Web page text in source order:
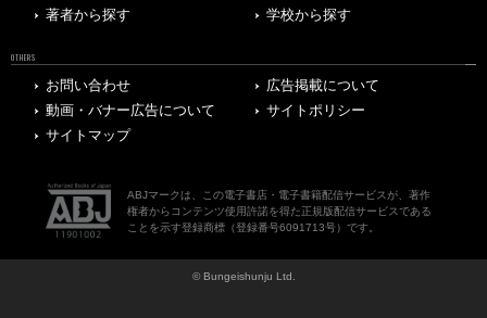
著者から探す
学校から探す
OTHERS
お問い合わせ
広告掲載について
動画・バナー広告について
サイトポリシー
サイトマップ
ABJマークは、この電子書店・電子書籍配信サービスが、著作
権者からコンテンツ使用許諾を得た正規版配信サービスである
ことを示す登録商標（登録番号6091713号）です。
© Bungeishunju Ltd.